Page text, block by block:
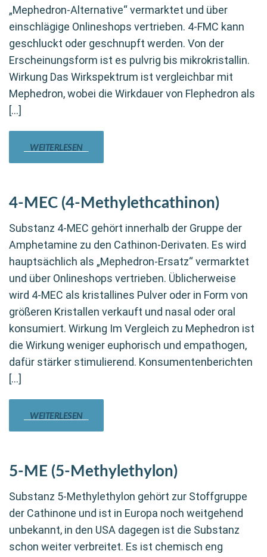
„Mephedron-Alternative“ vermarktet und über
einschlägige Onlineshops vertrieben. 4-FMC kann
geschluckt oder geschnupft werden. Von der
Erscheinungsform ist es pulvrig bis mikrokristallin.
Wirkung Das Wirkspektrum ist vergleichbar mit
Mephedron, wobei die Wirkdauer von Flephedron als
[…]
WEITERLESEN
4-MEC (4-Methylethcathinon)
Substanz 4-MEC gehört innerhalb der Gruppe der
Amphetamine zu den Cathinon-Derivaten. Es wird
hauptsächlich als „Mephedron-Ersatz“ vermarktet
und über Onlineshops vertrieben. Üblicherweise
wird 4-MEC als kristallines Pulver oder in Form von
größeren Kristallen verkauft und nasal oder oral
konsumiert. Wirkung Im Vergleich zu Mephedron ist
die Wirkung weniger euphorisch und empathogen,
dafür stärker stimulierend. Konsumentenberichten
[…]
WEITERLESEN
5-ME (5-Methylethylon)
Substanz 5-Methylethylon gehört zur Stoffgruppe
der Cathinone und ist in Europa noch weitgehend
unbekannt, in den USA dagegen ist die Substanz
schon weiter verbreitet. Es ist chemisch eng